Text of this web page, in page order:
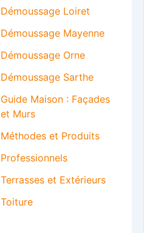
Démoussage Loiret
Démoussage Mayenne
Démoussage Orne
Démoussage Sarthe
Guide Maison : Façades
et Murs
Méthodes et Produits
Professionnels
Terrasses et Extérieurs
Toiture